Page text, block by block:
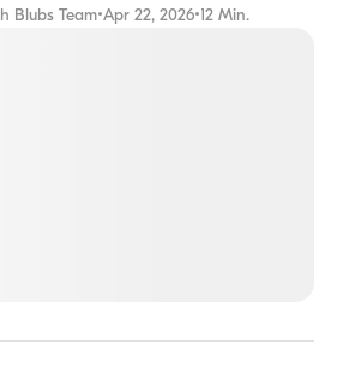
Blubs Team•Apr 22, 2026•12 Min.